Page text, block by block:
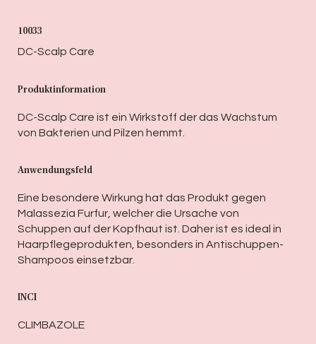
10033
DC-Scalp Care
Produktinformation
DC-Scalp Care ist ein Wirkstoff der das Wachstum
von Bakterien und Pilzen hemmt.
Anwendungsfeld
Eine besondere Wirkung hat das Produkt gegen
Malassezia Furfur, welcher die Ursache von
Schuppen auf der Kopfhaut ist. Daher ist es ideal in
Haarpflegeprodukten, besonders in Antischuppen-
Shampoos einsetzbar.
INCI
CLIMBAZOLE